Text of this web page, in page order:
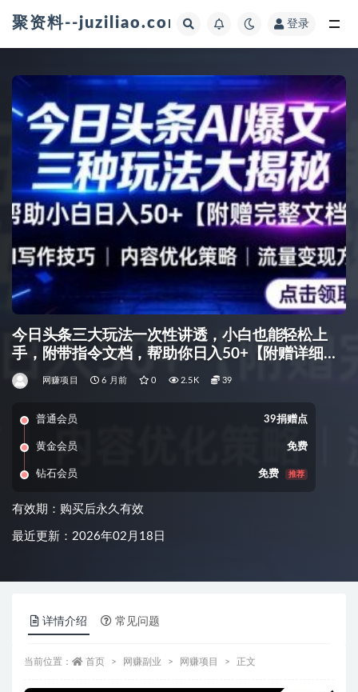
聚资料--juziliao.com--全网资料整合平台
登录
今日头条三大玩法一次性讲透，小白也能轻松上
手，附带指令文档，帮助你日入50+【附赠详细文
档】
网赚项目 6 月前 0 2.5K 39
普通会员 39捐赠点
黄金会员 免费
钻石会员 免费 推荐
有效期：购买后永久有效
最近更新：2026年02月18日
详情介绍 常见问题
当前位置： 首页 网赚副业 网赚项目 正文